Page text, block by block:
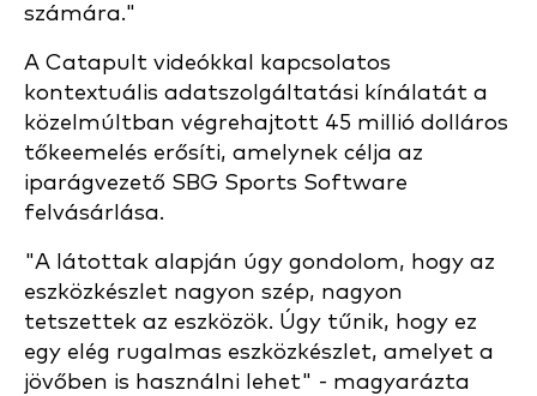
számára."
A Catapult videókkal kapcsolatos
kontextuális adatszolgáltatási kínálatát a
közelmúltban végrehajtott 45 millió dolláros
tőkeemelés erősíti, amelynek célja az
iparágvezető SBG Sports Software
felvásárlása.
"A látottak alapján úgy gondolom, hogy az
eszközkészlet nagyon szép, nagyon
tetszettek az eszközök. Úgy tűnik, hogy ez
egy elég rugalmas eszközkészlet, amelyet a
jövőben is használni lehet" - magyarázta